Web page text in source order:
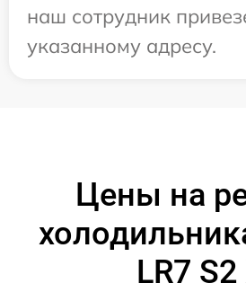
наш сотрудник
указанному адресу.
Цены на
LR7 S2